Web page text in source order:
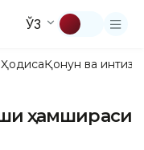
ЎЗ
ҲодисаҚонун ва
ҳамшираси